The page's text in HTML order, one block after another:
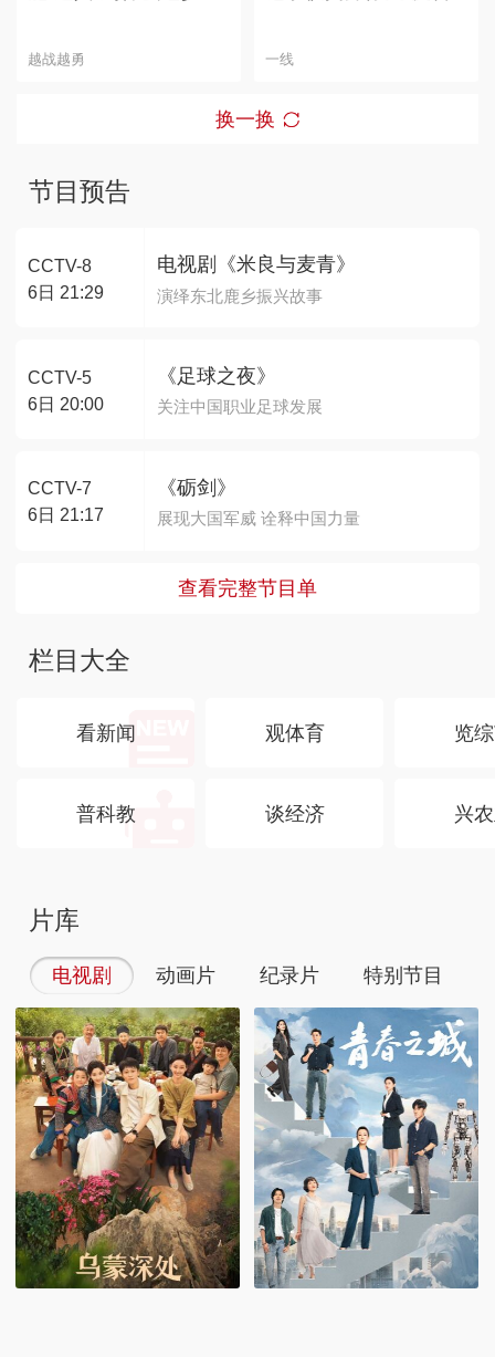
越战越勇 一线
换一换
节目预告
CCTV-8
6日 21:29
电视剧《米良与麦青》
演绎东北鹿乡振兴故事
CCTV-5
6日 20:00
《足球之夜》
关注中国职业足球发展
CCTV-7
6日 21:17
《砺剑》
展现大国军威 诠释中国力量
查看完整节目单
栏目大全
看新闻 观体育 览
普科教 谈经济 兴
片库
电视剧 动画片 纪录片 特别节目